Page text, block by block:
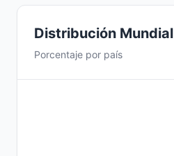
Distribución Mundial
Porcentaje por país